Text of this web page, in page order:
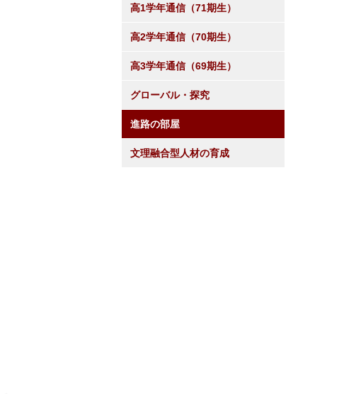
高1学年通信（71期生）
高2学年通信（70期生）
高3学年通信（69期生）
グローバル・探究
進路の部屋
文理融合型人材の育成